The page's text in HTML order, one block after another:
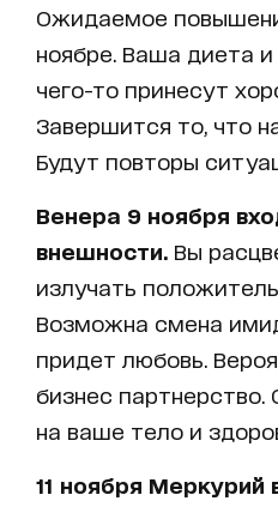
Ожидаемое
ноябре. Ваша диета
чего-то принесут
Завершится то, что
Будут повторы
Венера 9 ноября
внешности. Вы
излучать
Возможна смена
придет любовь.
бизнес
на ваше тело и
11 ноября Меркурий